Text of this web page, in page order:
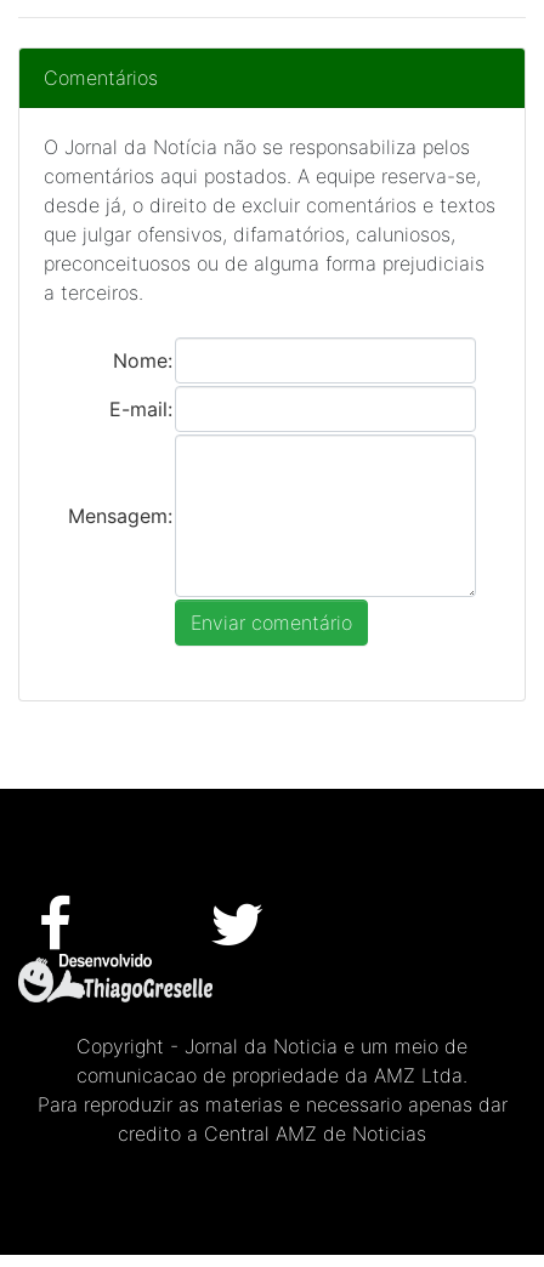
Comentários
O Jornal da Notícia não se responsabiliza pelos
comentários aqui postados. A equipe reserva-se,
desde já, o direito de excluir comentários e textos
que julgar ofensivos, difamatórios, caluniosos,
preconceituosos ou de alguma forma prejudiciais
a terceiros.
Nome:
E-mail:
Mensagem:
Copyright - Jornal da Noticia e um meio de
comunicacao de propriedade da AMZ Ltda.
Para reproduzir as materias e necessario apenas dar
credito a Central AMZ de Noticias